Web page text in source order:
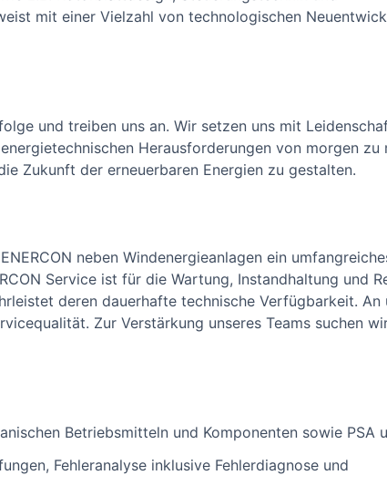
mit einer Vielzahl von technologischen
und treiben uns an. Wir setzen uns mit
Herausforderungen von morgen zu
Zukunft der erneuerbaren Energien zu gestalten.
neben Windenergieanlagen ein
Service ist für die Wartung, Instandhaltung und
deren dauerhafte technische Verfügbarkeit. An
Zur Verstärkung unseres Teams suchen
Betriebsmitteln und Komponenten sowie PSA
Fehleranalyse inklusive Fehlerdiagnose und